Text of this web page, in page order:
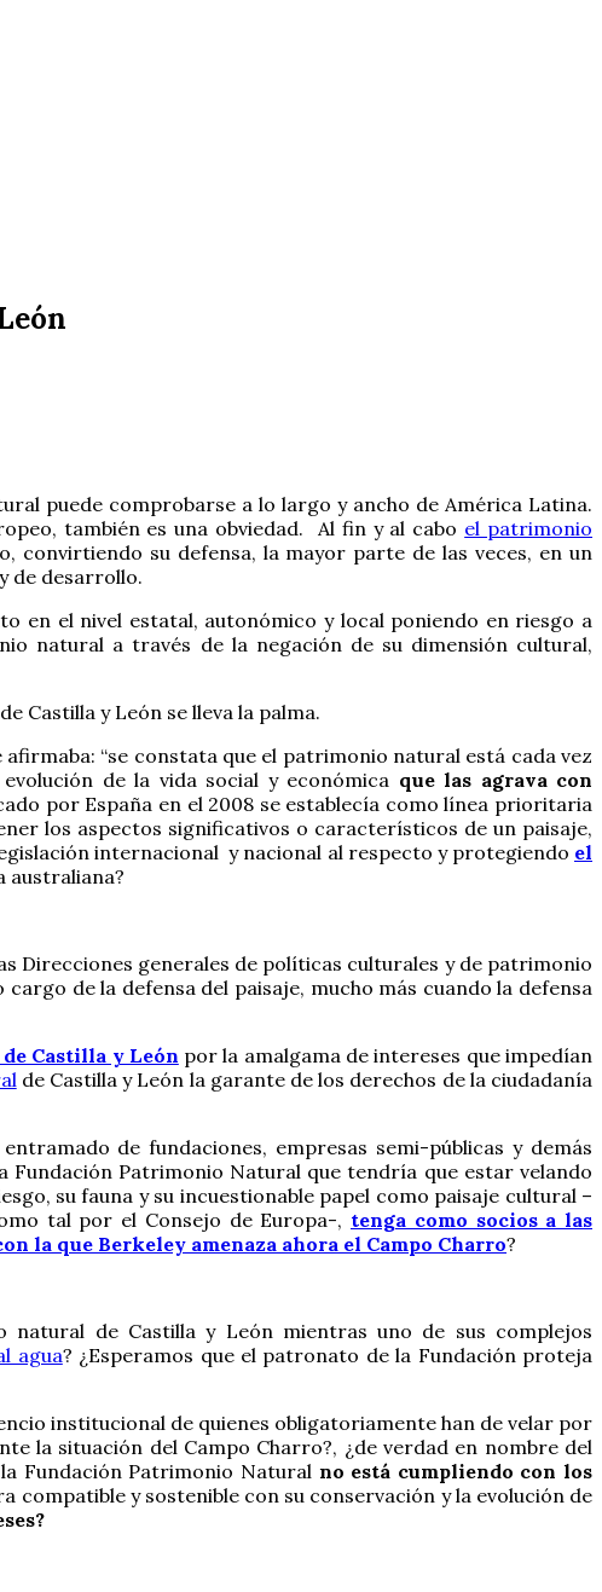
puede comprobarse a lo largo y ancho de América Latina.
también es una obviedad. Al fin y al cabo el patrimonio
convirtiendo su defensa, la mayor parte de las veces, en un
de desarrollo.
en el nivel estatal, autonómico y local poniendo en riesgo a
natural a través de la negación de su dimensión cultural,
Castilla y León se lleva la palma.
“se constata que el patrimonio natural está cada vez
de la vida social y económica que las agrava con
por España en el 2008 se establecía como línea prioritaria
los aspectos significativos o característicos de un paisaje,
internacional y nacional al respecto y protegiendo el
australiana?
Direcciones generales de políticas culturales y de patrimonio
de la defensa del paisaje, mucho más cuando la defensa
Castilla y León por la amalgama de intereses que impedían
de Castilla y León la garante de los derechos de la ciudadanía
de fundaciones, empresas semi-públicas y demás
Patrimonio Natural que tendría que estar velando
su fauna y su incuestionable papel como paisaje cultural –
tal por el Consejo de Europa-, tenga como socios a las
la que Berkeley amenaza ahora el Campo Charro?
de Castilla y León mientras uno de sus complejos
agua? ¿Esperamos que el patronato de la Fundación proteja
institucional de quienes obligatoriamente han de velar por
la situación del Campo Charro?, ¿de verdad en nombre del
Fundación Patrimonio Natural no está cumpliendo con los
compatible y sostenible con su conservación y la evolución de